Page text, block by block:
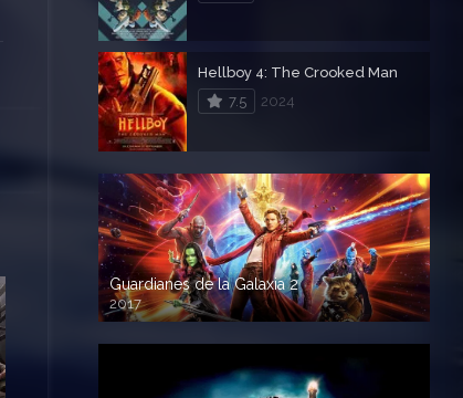
Hellboy 4: The Crooked Man
7.5
2024
Guardianes de la Galaxia 2
2017
720p HD